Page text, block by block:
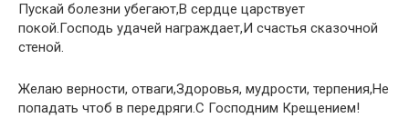
Пускай болезни убегают,В сердце царствует
покой.Господь удачей награждает,И счастья сказочной
стеной.
Желаю верности, отваги,Здоровья, мудрости, терпения,Не
попадать чтоб в передряги.С Господним Крещением!